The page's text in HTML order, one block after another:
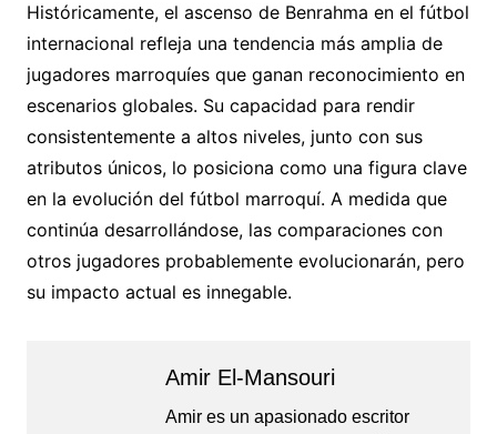
Históricamente, el ascenso de Benrahma en el fútbol
internacional refleja una tendencia más amplia de
jugadores marroquíes que ganan reconocimiento en
escenarios globales. Su capacidad para rendir
consistentemente a altos niveles, junto con sus
atributos únicos, lo posiciona como una figura clave
en la evolución del fútbol marroquí. A medida que
continúa desarrollándose, las comparaciones con
otros jugadores probablemente evolucionarán, pero
su impacto actual es innegable.
Amir El-Mansouri
Amir es un apasionado escritor